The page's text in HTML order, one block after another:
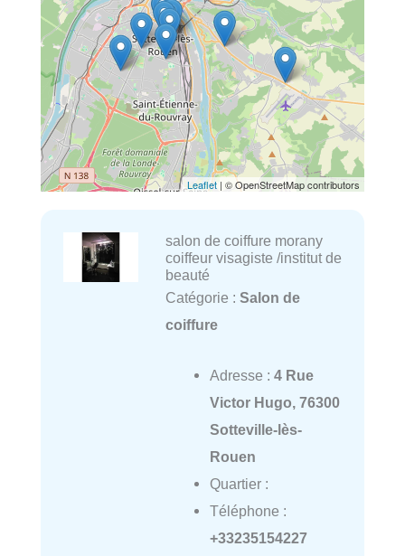
Leaflet | © OpenStreetMap contributors
salon de coiffure morany
coiffeur visagiste /institut de
beauté
Catégorie : Salon de
coiffure
Adresse : 4 Rue
Victor Hugo, 76300
Sotteville-lès-
Rouen
Quartier :
Téléphone :
+33235154227